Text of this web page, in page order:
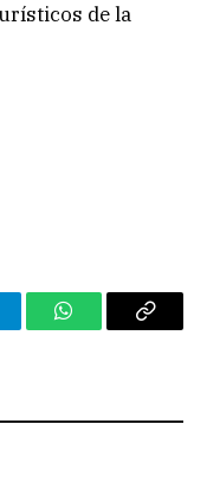
de la
WhatsAppCopy